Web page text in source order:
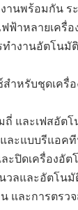
านพร้อมกัน ร
ฟ้าหลายเครื่
ำงานอัตโนมั
ำหรับชุดเครื่อ
ถี่ และเฟสอัต
ละแบบรีแอค
ะปิดเครื่องอัต
วลและอัตโนมั
และการตรว